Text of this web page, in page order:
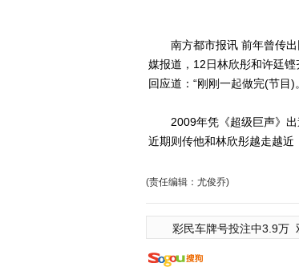
南方都市报讯 前年曾传出
媒报道，12日林欣彤和许廷铿
回应道：“刚刚一起做完(节目)
2009年凭《超级巨声》出道
近期则传他和林欣彤越走越近
(责任编辑：尤俊乔)
彩民车牌号投注中3.9万